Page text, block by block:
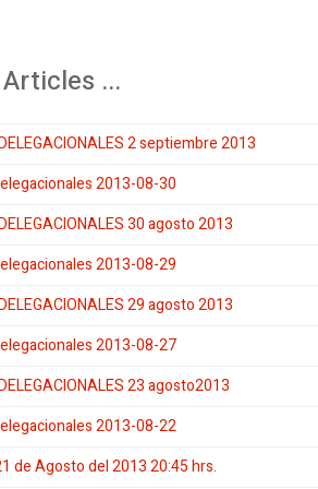
...
2 septiembre 2013
2013-08-30
30 agosto 2013
2013-08-29
29 agosto 2013
2013-08-27
23 agosto2013
2013-08-22
de Agosto del 2013 20:45 hrs.